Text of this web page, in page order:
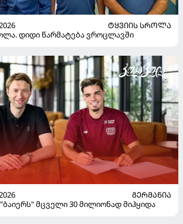
ᲢᲧᲕᲘᲘᲡ ᲡᲠᲝᲚᲐ
დიდი წარმატება ვროცლავში
ᲒᲔᲠᲛᲐᲜᲘᲐ
მცველი 30 მილიონად მიჰყიდა